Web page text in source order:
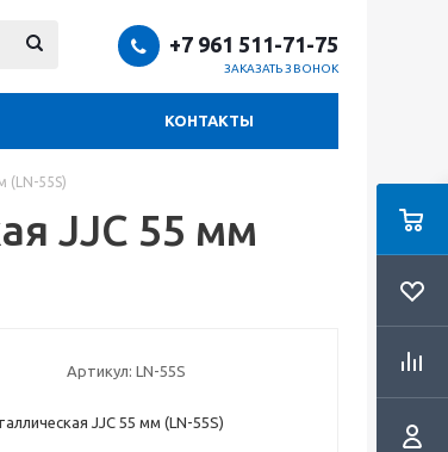
+7 961 511-71-75
ЗАКАЗАТЬ ЗВОНОК
КОНТАКТЫ
(LN-55S)
JJC 55 мм
Артикул: LN-55S
JJC 55 мм (LN-55S)